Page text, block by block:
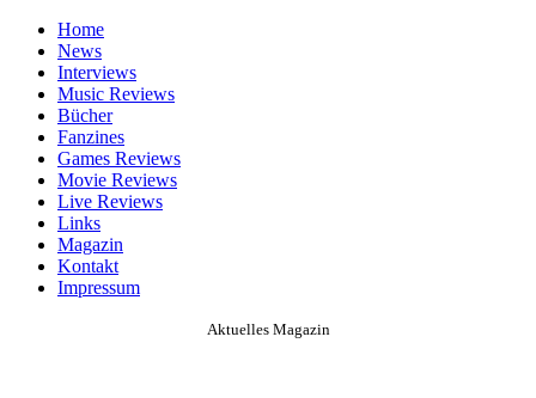
Home
News
Interviews
Music Reviews
Bücher
Fanzines
Games Reviews
Movie Reviews
Live Reviews
Links
Magazin
Kontakt
Impressum
Aktuelles Magazin